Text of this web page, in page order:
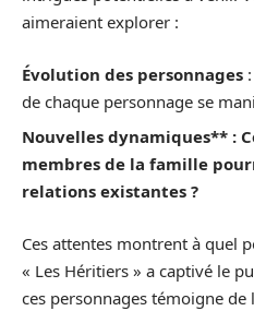
aimeraient explorer :
Évolution des personnages
de chaque personnage se
Nouvelles dynamiques** :
membres de la famille
relations existantes ?
Ces attentes montrent à quel
« Les Héritiers » a captivé le
ces personnages témoigne